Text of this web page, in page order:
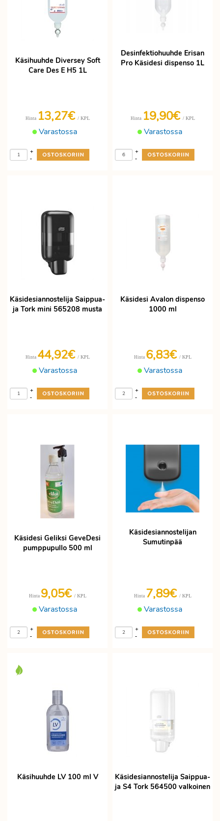
Käsihuuhde Diversey Soft
Care Des E H5 1L
Varastossa
Hinta 13,27€ / KPL
-
+
Desinfektiohuuhde Erisan
Pro Käsidesi dispenso 1L
Varastossa
Hinta 19,90€ / KPL
-
+
Käsidesiannostelija Saippua-
ja Tork mini 565208 musta
Varastossa
Hinta 44,92€ / KPL
-
+
Käsidesi Avalon dispenso
1000 ml
Varastossa
Hinta 6,83€ / KPL
-
+
Käsidesi Geliksi GeveDesi
pumppupullo 500 ml
Varastossa
Hinta 9,05€ / KPL
-
+
Käsidesiannostelijan
Sumutinpää
Varastossa
Hinta 7,89€ / KPL
-
+
Käsihuuhde LV 100 ml V
Käsidesiannostelija Saippua-
ja S4 Tork 564500 valkoinen